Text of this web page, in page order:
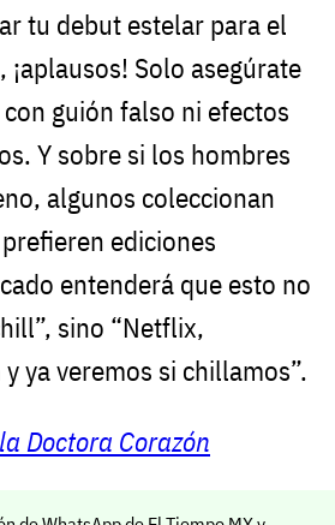
tu debut estelar para el
Solo asegúrate
guión falso ni efectos
Y sobre si los hombres
algunos coleccionan
ediciones
entenderá que esto no
sino “Netflix,
ya veremos si chillamos”.
Doctora Corazón